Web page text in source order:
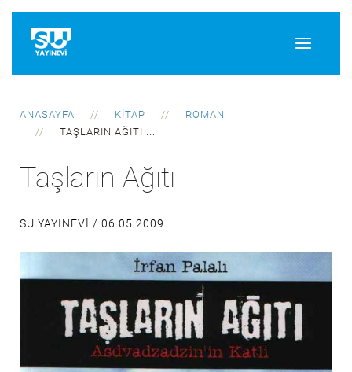
ANASAYFA KITAP
ROMAN
TAŞLARIN AĞITI ...
Taşların Ağıtı
SU YAYINEVI / 06.05.2009